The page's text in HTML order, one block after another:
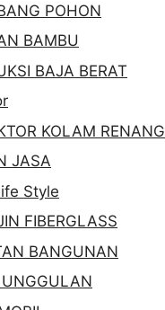
POHON
BAMBU
BAJA BERAT
KOLAM RENANG
JASA
Style
FIBERGLASS
BANGUNAN
UNGGULAN